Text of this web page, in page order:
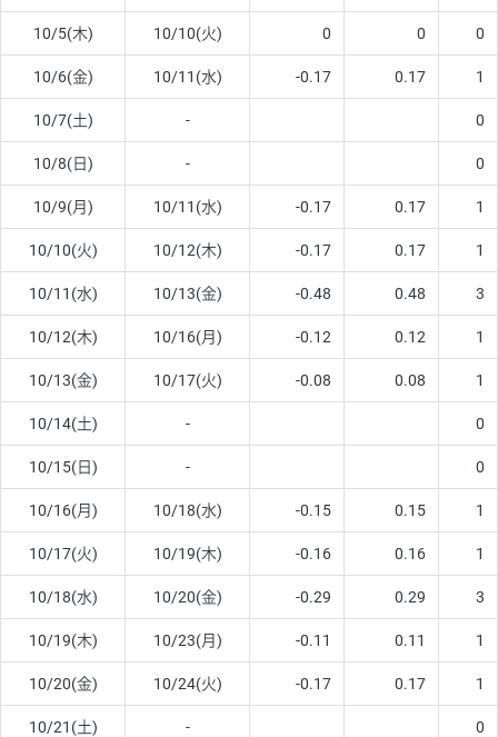
10/5(木) 10/10(火) 0 0 0
10/6(金) 10/11(水) -0.17 0.17 1
10/7(土) - 0
10/8(日) - 0
10/9(月) 10/11(水) -0.17 0.17 1
10/10(火) 10/12(木) -0.17 0.17 1
10/11(水) 10/13(金) -0.48 0.48 3
10/12(木) 10/16(月) -0.12 0.12 1
10/13(金) 10/17(火) -0.08 0.08 1
10/14(土) - 0
10/15(日) - 0
10/16(月) 10/18(水) -0.15 0.15 1
10/17(火) 10/19(木) -0.16 0.16 1
10/18(水) 10/20(金) -0.29 0.29 3
10/19(木) 10/23(月) -0.11 0.11 1
10/20(金) 10/24(火) -0.17 0.17 1
10/21(土) - 0